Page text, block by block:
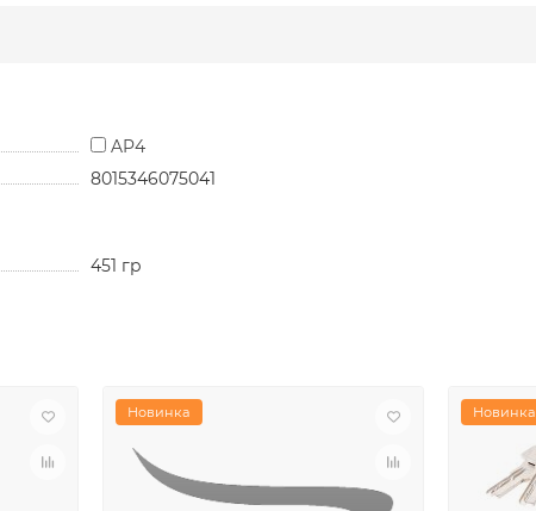
AP4
8015346075041
451 гр
Новинка Новинка